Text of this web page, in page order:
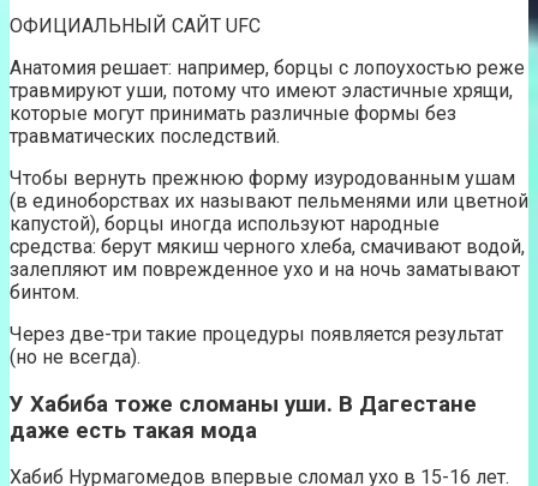
ОФИЦИАЛЬНЫЙ САЙТ UFC
Анатомия решает: например, борцы с лопоухостью реже
травмируют уши, потому что имеют эластичные хрящи,
которые могут принимать различные формы без
травматических последствий.
Чтобы вернуть прежнюю форму изуродованным ушам
(в единоборствах их называют пельменями или цветной
капустой), борцы иногда используют народные
средства: берут мякиш черного хлеба, смачивают водой,
залепляют им поврежденное ухо и на ночь заматывают
бинтом.
Через две-три такие процедуры появляется результат
(но не всегда).
У Хабиба тоже сломаны уши. В Дагестане
даже есть такая мода
Хабиб Нурмагомедов впервые сломал ухо в 15-16 лет.